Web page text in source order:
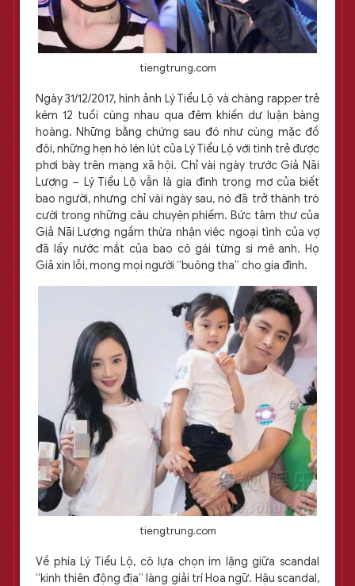
tiengtrung.com
Ngày 31/12/2017, hình ảnh Lý Tiểu Lộ và chàng rapper trẻ
kém 12 tuổi cùng nhau qua đêm khiến dư luận bàng
hoàng. Những bằng chứng sau đó như cùng mặc đồ
đôi, những hẹn hò lén lút của Lý Tiểu Lộ với tình trẻ được
phơi bày trên mạng xã hội. Chỉ vài ngày trước Giả Nãi
Lượng – Lý Tiểu Lộ vẫn là gia đình trong mơ của biết
bao người, nhưng chỉ vài ngày sau, nó đã trở thành trò
cười trong những câu chuyện phiếm. Bức tâm thư của
Giả Nãi Lượng ngầm thừa nhận việc ngoại tình của vợ
đã lấy nước mắt của bao cô gái từng si mê anh. Họ
Giả xin lỗi, mong mọi người “buông tha” cho gia đình.
tiengtrung.com
Về phía Lý Tiểu Lộ, cô lựa chọn im lặng giữa scandal
“kinh thiên động địa” làng giải trí Hoa ngữ. Hậu scandal,